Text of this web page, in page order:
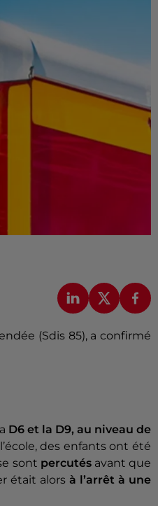
(Sdis 85), a confirmé
D6 et la D9, au niveau de
des enfants ont été
sont percutés avant que
était alors à l’arrêt à une